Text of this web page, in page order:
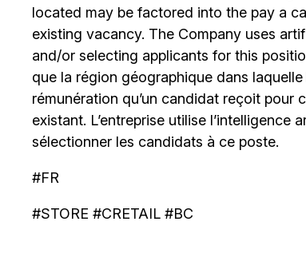
located may be factored into the pay a
existing vacancy. The Company uses
and/or selecting applicants for this
que la région géographique dans
rémunération qu’un candidat reçoit pour
existant. L’entreprise utilise
sélectionner les candidats à ce poste.
#FR
#STORE #CRETAIL #BC